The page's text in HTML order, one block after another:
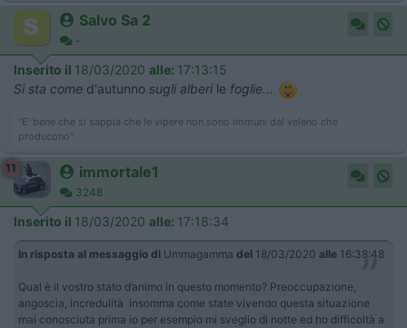
Salvo Sa 2
-
Inserito il 18/03/2020 alle: 17:13:15
Si sta come d'autunno sugli alberi le foglie...
"E' bene che si sappia che le vipere non sono immuni dal veleno che
producono"
11 immortale1
3248
Inserito il 18/03/2020 alle: 17:18:34
In risposta al messaggio di Ummagamma del 18/03/2020 alle 16:38:48
Qual è il vostro stato d’animo in questo momento? Preoccupazione,
angoscia, incredulità insomma come state vivendo questa situazione
mai conosciuta prima io per esempio mi sveglio di notte ed ho difficoltà a